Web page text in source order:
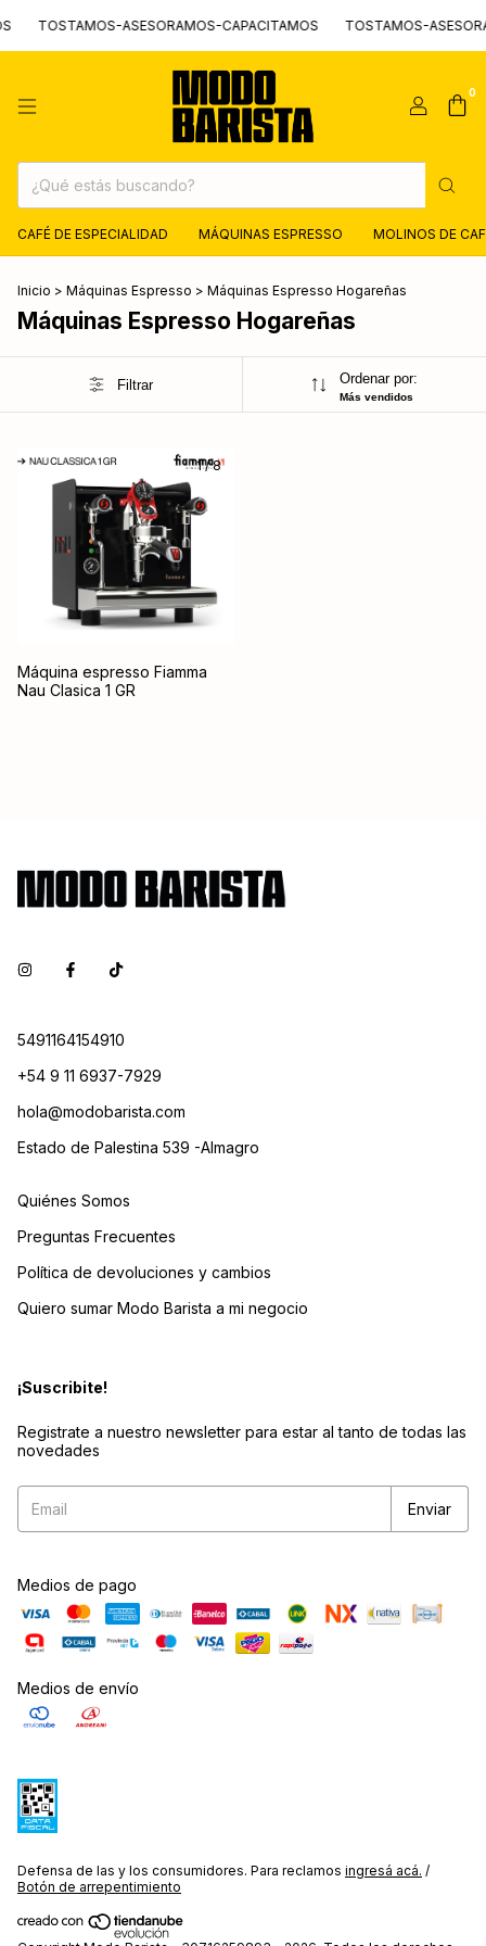
TOSTAMOS-ASESORAMOS-CAPACITAMOS TOSTAMOS-
0
CAFÉ DE ESPECIALIDAD MÁQUINAS ESPRESSO MOLINOS DE
Inicio > Máquinas Espresso > Máquinas Espresso Hogareñas
Máquinas Espresso Hogareñas
Filtrar Ordenar por:
Más vendidos
1/8
Máquina espresso Fiamma
Nau Clasica 1 GR
5491164154910
+54 9 11 6937-7929
hola@modobarista.com
Estado de Palestina 539 -Almagro
Quiénes Somos
Preguntas Frecuentes
Política de devoluciones y cambios
Quiero sumar Modo Barista a mi negocio
¡Suscribite!
Registrate a nuestro newsletter para estar al tanto de todas las
novedades
Medios de pago
Medios de envío
Defensa de las y los consumidores. Para reclamos ingresá acá. /
Botón de arrepentimiento